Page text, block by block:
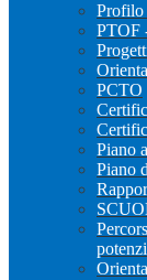
Profilo
PTOF
PCTO
Piano
Piano